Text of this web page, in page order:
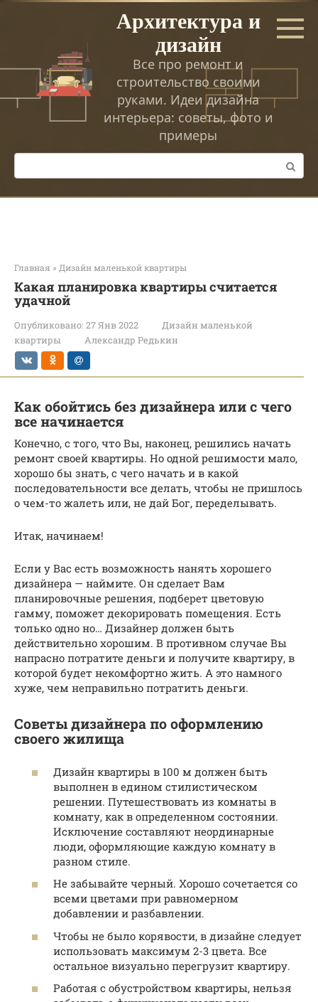
Перейти
Архитектура и
дизайн
Все про ремонт и
строительство своими
руками. Идеи дизайна
интерьера: советы, фото и
примеры
Поиск:
Главная » Дизайн маленькой квартиры
Какая планировка квартиры считается
удачной
Опубликовано: 27 Янв 2022
Дизайн маленькой
квартиры
Александр Редькин
Как обойтись без дизайнера или с чего
все начинается
Конечно, с того, что Вы, наконец, решились начать
ремонт своей квартиры. Но одной решимости мало,
хорошо бы знать, с чего начать и в какой
последовательности все делать, чтобы не пришлось
о чем-то жалеть или, не дай Бог, переделывать.
Итак, начинаем!
Если у Вас есть возможность нанять хорошего
дизайнера — наймите. Он сделает Вам
планировочные решения, подберет цветовую
гамму, поможет декорировать помещения. Есть
только одно но… Дизайнер должен быть
действительно хорошим. В противном случае Вы
напрасно потратите деньги и получите квартиру, в
которой будет некомфортно жить. А это намного
хуже, чем неправильно потратить деньги.
Советы дизайнера по оформлению
своего жилища
Дизайн квартиры в 100 м должен быть
выполнен в едином стилистическом
решении. Путешествовать из комнаты в
комнату, как в определенном состоянии.
Исключение составляют неординарные
люди, оформляющие каждую комнату в
разном стиле.
Не забывайте черный. Хорошо сочетается со
всеми цветами при равномерном
добавлении и разбавлении.
Чтобы не было корявости, в дизайне следует
использовать максимум 2-3 цвета. Все
остальное визуально перегрузит квартиру.
Работая с обустройством квартиры, нельзя